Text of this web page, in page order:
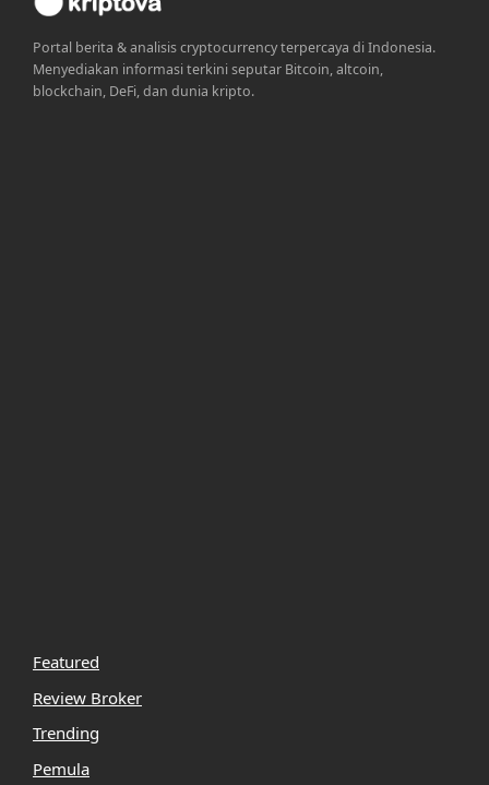
Portal berita & analisis cryptocurrency terpercaya di Indonesia.
Menyediakan informasi terkini seputar Bitcoin, altcoin,
blockchain, DeFi, dan dunia kripto.
Featured
Review Broker
Trending
Pemula